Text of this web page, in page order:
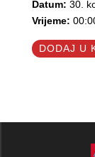
Datum: 30.
Vrijeme:
DODAJ U